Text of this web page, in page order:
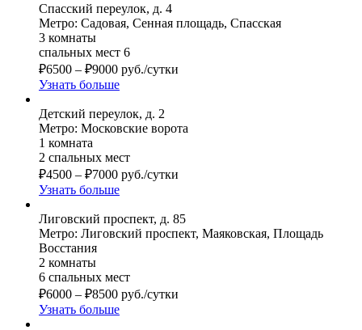
Спасский переулок, д. 4
Метро: Садовая, Сенная площадь, Спасская
3 комнаты
спальных мест 6
₽6500 – ₽9000 руб./сутки
Узнать больше
Детский переулок, д. 2
Метро: Московские ворота
1 комната
2 спальных мест
₽4500 – ₽7000 руб./сутки
Узнать больше
Лиговский проспект, д. 85
Метро: Лиговский проспект, Маяковская, Площадь
Восстания
2 комнаты
6 спальных мест
₽6000 – ₽8500 руб./сутки
Узнать больше